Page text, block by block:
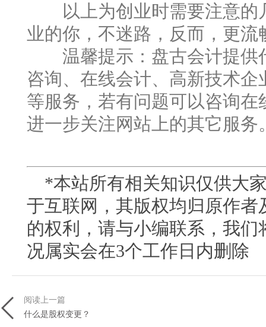
以上为创业时需要注意的
业的你，不迷路，反而，更流
温馨提示：盘古会计提供
咨询、在线会计、高新技术
等服务，若有问题可以咨询
进一步关注网站上的其它服务
*本站所有相关知识仅供大
于互联网，其版权均归原作
的权利，请与小编联系，我
况属实会在3个工作日内删除
阅读上一篇
什么是股权变更？